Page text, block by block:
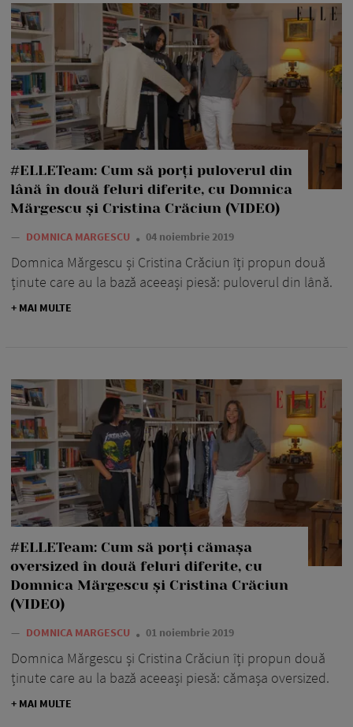
#ELLETeam: Cum să porți puloverul din
lână în două feluri diferite, cu Domnica
Mărgescu și Cristina Crăciun (VIDEO)
— DOMNICA MARGESCU 04 noiembrie 2019
Domnica Mărgescu și Cristina Crăciun îți propun două
ținute care au la bază aceeași piesă: puloverul din lână.
+ MAI MULTE
#ELLETeam: Cum să porți cămașa
oversized în două feluri diferite, cu
Domnica Mărgescu și Cristina Crăciun
(VIDEO)
— DOMNICA MARGESCU 01 noiembrie 2019
Domnica Mărgescu și Cristina Crăciun îți propun două
ținute care au la bază aceeași piesă: cămașa oversized.
+ MAI MULTE